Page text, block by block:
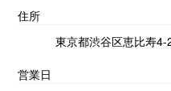
住所
東京都渋谷区恵比寿
営業日